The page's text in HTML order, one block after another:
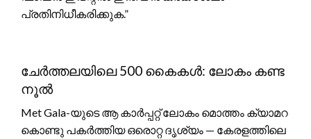
പ്രതിനിധീകരിക്കുക.”
ചേർത്തലയിലെ 500 കൈകൾ: ലോകം കണ്ട
നൂൽ
Met Gala-യുടെ ആ കാർപ്പറ്റ് ലോകം മൊത്തം ക്യാമറ
കൊണ്ടു പകർത്തിയ ഒരൊറ്റ ദൃശ്യം — കേരളത്തിലെ